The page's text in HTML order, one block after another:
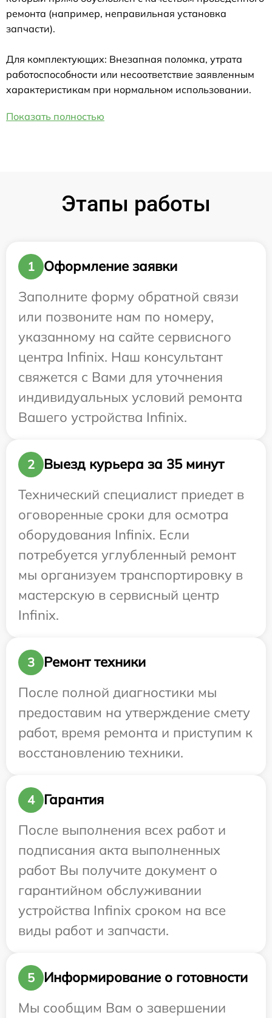
ремонта (например, неправильная установка
запчасти).
Для комплектующих: Внезапная поломка, утрата
работоспособности или несоответствие заявленным
характеристикам при нормальном использовании.
Показать полностью
Этапы работы
1
Оформление заявки
Заполните форму обратной связи
или позвоните нам по номеру,
указанному на сайте сервисного
центра Infinix. Наш консультант
свяжется с Вами для уточнения
индивидуальных условий ремонта
Вашего устройства Infinix.
2
Выезд курьера за 35 минут
Технический специалист приедет в
оговоренные сроки для осмотра
оборудования Infinix. Если
потребуется углубленный ремонт
мы организуем транспортировку в
мастерскую в сервисный центр
Infinix.
3
Ремонт техники
После полной диагностики мы
предоставим на утверждение смету
работ, время ремонта и приступим к
восстановлению техники.
4
Гарантия
После выполнения всех работ и
подписания акта выполненных
работ Вы получите документ о
гарантийном обслуживании
устройства Infinix сроком на все
виды работ и запчасти.
5
Информирование о готовности
Мы сообщим Вам о завершении